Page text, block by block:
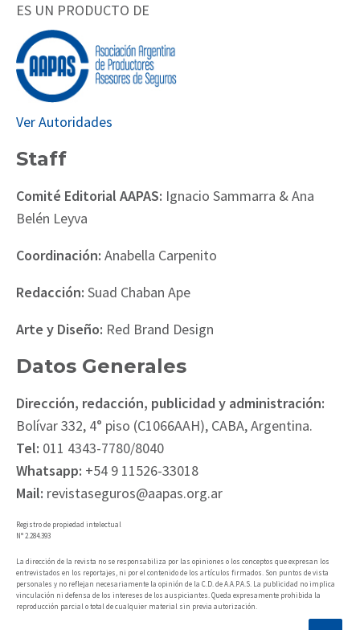
ES UN PRODUCTO DE
Ver Autoridades
Staff
Comité Editorial AAPAS: Ignacio Sammarra & Ana
Belén Leyva
Coordinación: Anabella Carpenito
Redacción: Suad Chaban Ape
Arte y Diseño: Red Brand Design
Datos Generales
Dirección, redacción, publicidad y administración:
Bolívar 332, 4° piso (C1066AAH), CABA, Argentina.
Tel: 011 4343-7780/8040
Whatsapp: +54 9 11526-33018
Mail: revistaseguros@aapas.org.ar
Registro de propiedad intelectual
N° 2.284.393
La dirección de la revista no se responsabiliza por las opiniones o los conceptos que expresan los
entrevistados en los reportajes, ni por el contenido de los artículos firmados. Son puntos de vista
personales y no reflejan necesariamente la opinión de la C.D. de A.A.P.A.S. La publicidad no implica
vinculación ni defensa de los intereses de los auspiciantes. Queda expresamente prohibida la
reproducción parcial o total de cualquier material sin previa autorización.